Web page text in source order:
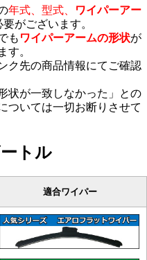
年式、型式、 ワイパーアー
がございます。
もワイパーアームの形状が
。
ク先の商品情報にてご確認
状が一致しなかった」との
ついては一切お断りさせて
トル
適合ワイパー